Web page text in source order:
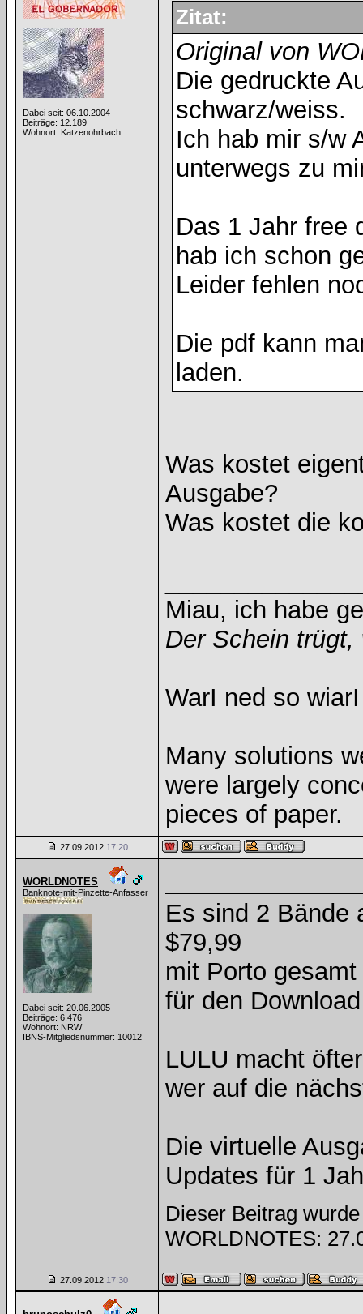
Dabei seit: 06.10.2004
Beiträge: 12.189
Wohnort: Katzenohrbach
Zitat:
Original von
Die gedruckte
schwarz/weiss.
Ich hab mir s/w
unterwegs zu
Das 1 Jahr free
hab ich schon
Leider fehlen
Die pdf kann
laden.
Was kostet
Ausgabe?
Was kostet die
Miau, ich habe
Der Schein
WarI ned so
Many solutions
were largely
pieces of paper.
27.09.2012 17:20
WORLDNOTES
Banknote-mit-Pinzette-Anfasser
Dabei seit: 20.06.2005
Beiträge: 6.476
Wohnort: NRW
IBNS-Mitgliedsnummer: 10012
Es sind 2 Bände
$79,99
mit Porto
für den
LULU macht
wer auf die
Die virtuelle
Updates für 1
Dieser Beitrag
WORLDNOTES:
27.09.2012 17:30